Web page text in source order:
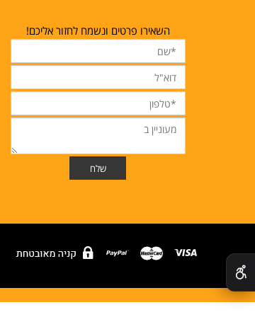
השאירו פרטים ונשמח לחזור אליכם!